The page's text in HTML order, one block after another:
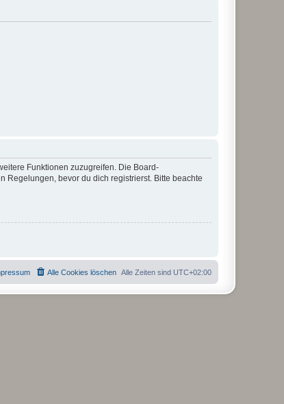
Funktionen zuzugreifen. Die Board-
Regelungen, bevor du dich registrierst. Bitte beachte
Alle Zeiten sind UTC+02:00
Alle Cookies löschen